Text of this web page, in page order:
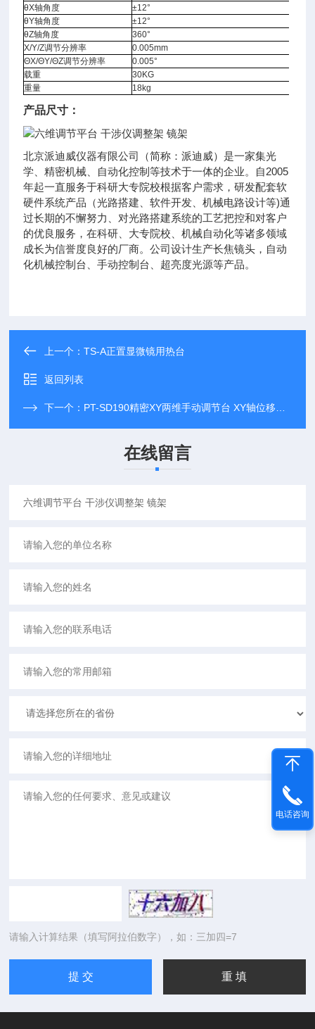
θX轴角度
±12°
θY轴角度
±12°
θZ轴角度
360°
X/Y/Z调节分辨率
0.005mm
ΘX/ΘY/ΘZ调节分辨率
0.005°
载重
30KG
重量
18kg
产品尺寸：
北京派迪威仪器有限公司（简称：派迪威）是一家集光
学、精密机械、自动化控制等技术于一体的企业。自2005
年起一直服务于科研大专院校根据客户需求，研发配套软
硬件系统产品（光路搭建、软件开发、机械电路设计等)通
过长期的不懈努力、对光路搭建系统的工艺把控和对客户
的优良服务，在科研、大专院校、机械自动化等诸多领域
成长为信誉度良好的厂商。公司设计生产长焦镜头，自动
化机械控制台、手动控制台、超亮度光源等产品。
上一个：TS-A正置显微镜用热台
返回列表
下一个： PT-SD190精密XY两维手动调节台 XY轴位移台 滑台
在线留言
请输入计算结果（填写阿拉伯数字），如：三加四=7
电话咨询